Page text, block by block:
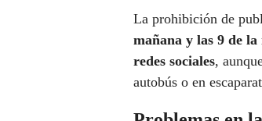
La prohibición de
mañana y las 9 de
redes sociales,
autobús o en